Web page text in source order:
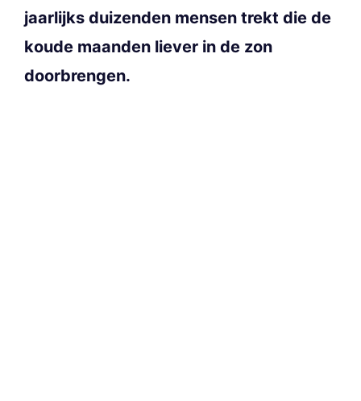
jaarlijks duizenden mensen trekt die de
koude maanden liever in de zon
doorbrengen.